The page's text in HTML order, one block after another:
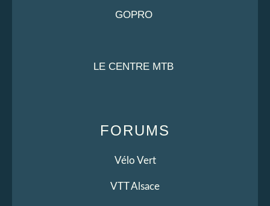
GOPRO
LE CENTRE MTB
FORUMS
Vélo Vert
VTT Alsace